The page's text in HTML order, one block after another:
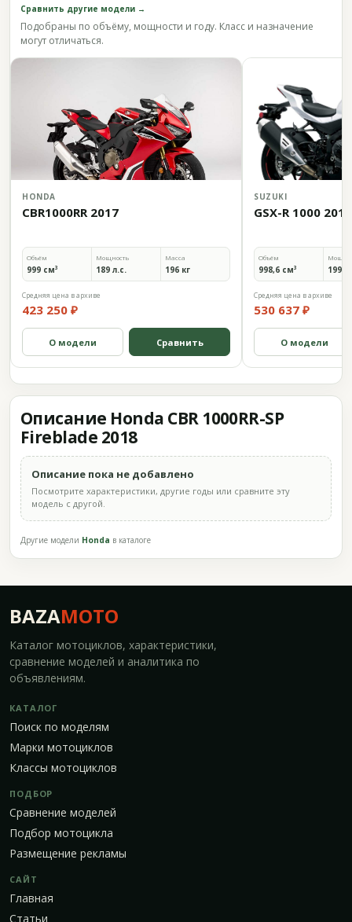
Сравнить другие модели →
Подобраны по объёму, мощности и году. Класс и назначение
могут отличаться.
HONDA
CBR1000RR 2017
Объём
999 см³
Мощность
189 л.с.
Масса
196 кг
Средняя цена в архиве
423 250 ₽
О модели Сравнить
SUZUKI
GSX-R 1000 2019
Объём
998,6 см³ 199,2
Средняя цена в архиве
530 637 ₽
О модели
Описание Honda CBR 1000RR-SP
Fireblade 2018
Описание пока не добавлено
Посмотрите характеристики, другие годы или сравните эту
модель с другой.
Другие модели Honda в каталоге
BAZAMOTO
Каталог мотоциклов, характеристики,
сравнение моделей и аналитика по
объявлениям.
КАТАЛОГ
Поиск по моделям
Марки мотоциклов
Классы мотоциклов
ПОДБОР
Сравнение моделей
Подбор мотоцикла
Размещение рекламы
САЙТ
Главная
Статьи